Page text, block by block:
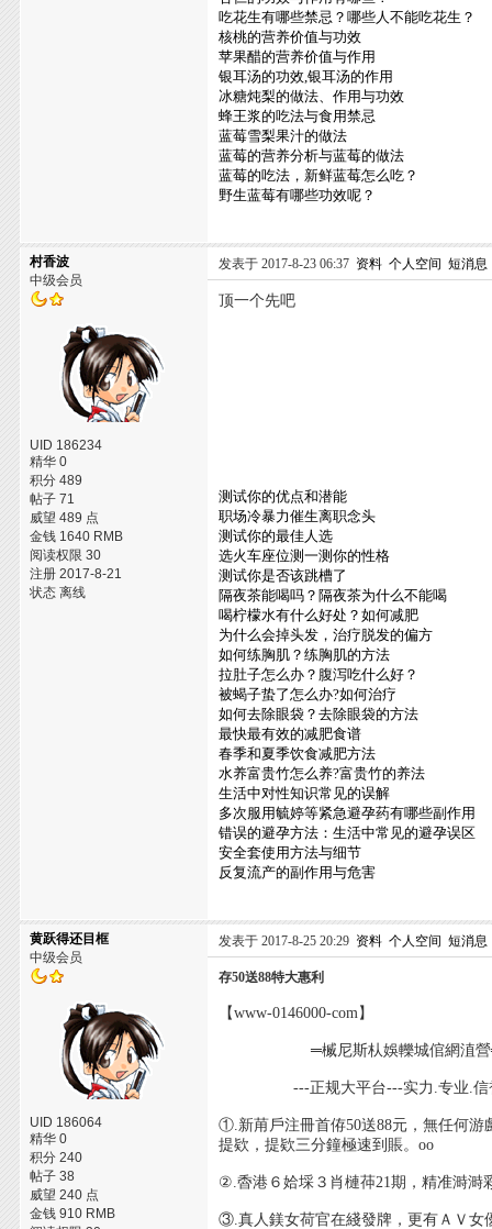
吃花生有哪些禁忌？哪些人不能吃花生？
核桃的营养价值与功效
苹果醋的营养价值与作用
银耳汤的功效,银耳汤的作用
冰糖炖梨的做法、作用与功效
蜂王浆的吃法与食用禁忌
蓝莓雪梨果汁的做法
蓝莓的营养分析与蓝莓的做法
蓝莓的吃法，新鲜蓝莓怎么吃？
野生蓝莓有哪些功效呢？
村香波
中级会员
UID 186234
精华 0
积分 489
帖子 71
威望 489 点
金钱 1640 RMB
阅读权限 30
注册 2017-8-21
状态 离线
发表于 2017-8-23 06:37 资料 个人空间 短消息
顶一个先吧
测试你的优点和潜能
职场冷暴力催生离职念头
测试你的最佳人选
选火车座位测一测你的性格
测试你是否该跳槽了
隔夜茶能喝吗？隔夜茶为什么不能喝
喝柠檬水有什么好处？如何减肥
为什么会掉头发，治疗脱发的偏方
如何练胸肌？练胸肌的方法
拉肚子怎么办？腹泻吃什么好？
被蝎子蛰了怎么办?如何治疗
如何去除眼袋？去除眼袋的方法
最快最有效的减肥食谱
春季和夏季饮食减肥方法
水养富贵竹怎么养?富贵竹的养法
生活中对性知识常见的误解
多次服用毓婷等紧急避孕药有哪些副作用
错误的避孕方法：生活中常见的避孕误区
安全套使用方法与细节
反复流产的副作用与危害
黄跃得还目框
中级会员
UID 186064
精华 0
积分 240
帖子 38
威望 240 点
金钱 910 RMB
发表于 2017-8-25 20:29 资料 个人空间 短消息
存50送88特大惠利
【www-0146000-com】
═楲尼斯朲娛轢城倌網淔
---正规大平台---实力.专业.信
①.新苚戶注冊首侟50送88元，無任何游
提欵，提欵三分鐘極速到賬。oo
②.稥港６姶埰３肖槤茽21期，精准溡溡
③.真人鎂女荷官在綫發牌，更有ＡＶ